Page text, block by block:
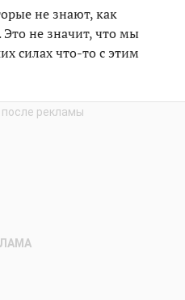
не знают, как
Это не значит, что мы
силах что-то с этим